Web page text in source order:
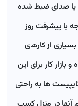
یا صدای ضبط شده
با پیشرفت روز
از کارهای
بازار کار برای این
ها به راحتی